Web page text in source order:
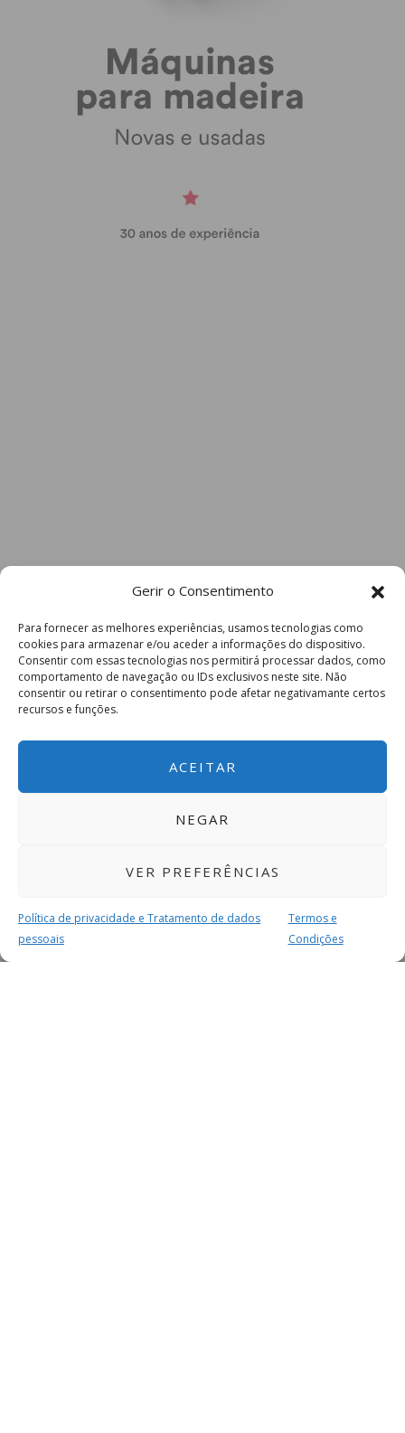
Gerir o Consentimento
Para fornecer as melhores experiências, usamos tecnologias como
cookies para armazenar e/ou aceder a informações do dispositivo.
Consentir com essas tecnologias nos permitirá processar dados, como
comportamento de navegação ou IDs exclusivos neste site. Não
consentir ou retirar o consentimento pode afetar negativamante certos
recursos e funções.
ACEITAR
NEGAR
VER PREFERÊNCIAS
Política de privacidade e Tratamento de dados
pessoais
Termos e
Condições